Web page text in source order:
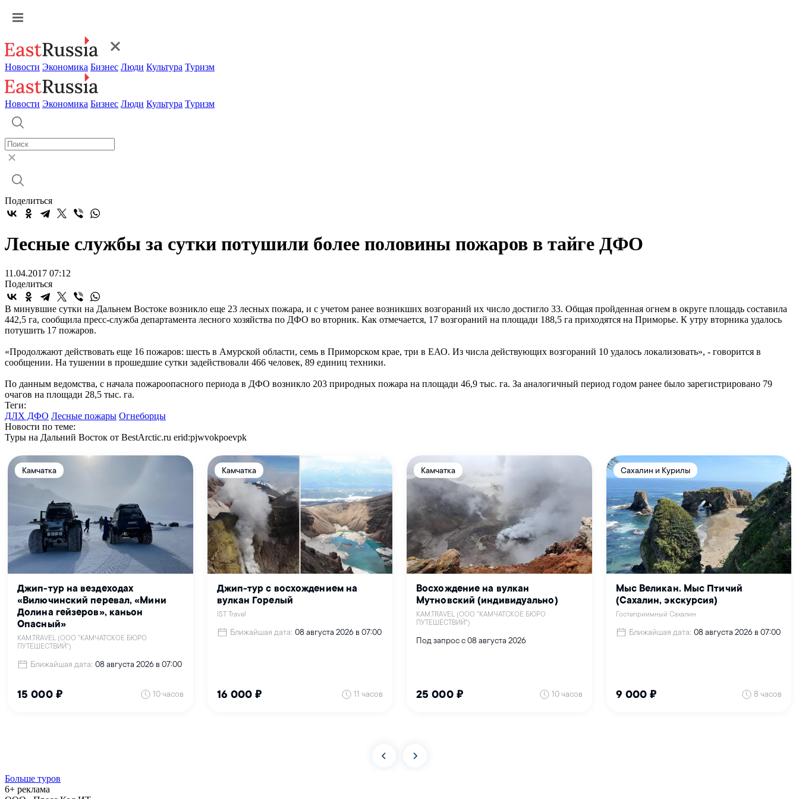
Новости Экономика Бизнес Люди Культура Туризм
Новости Экономика Бизнес Люди Культура Туризм
Поделиться
Лесные службы за сутки потушили более половины пожаров в тайге ДФО
11.04.2017 07:12
Поделиться
В минувшие сутки на Дальнем Востоке возникло еще 23 лесных пожара, и с учетом ранее возникших возгораний их число достигло 33. Общая пройденная огнем в округе площадь составила
442,5 га, сообщила пресс-служба департамента лесного хозяйства по ДФО во вторник. Как отмечается, 17 возгораний на площади 188,5 га приходятся на Приморье. К утру вторника удалось
потушить 17 пожаров.
«Продолжают действовать еще 16 пожаров: шесть в Амурской области, семь в Приморском крае, три в ЕАО. Из числа действующих возгораний 10 удалось локализовать», - говорится в
сообщении. На тушении в прошедшие сутки задействовали 466 человек, 89 единиц техники.
По данным ведомства, с начала пожароопасного периода в ДФО возникло 203 природных пожара на площади 46,9 тыс. га. За аналогичный период годом ранее было зарегистрировано 79
очагов на площади 28,5 тыс. га.
Теги:
ДЛХ ДФО Лесные пожары Огнеборцы
Новости по теме:
Туры на Дальний Восток от BestArctic.ru erid:pjwvokpoevpk
Больше туров
6+ реклама